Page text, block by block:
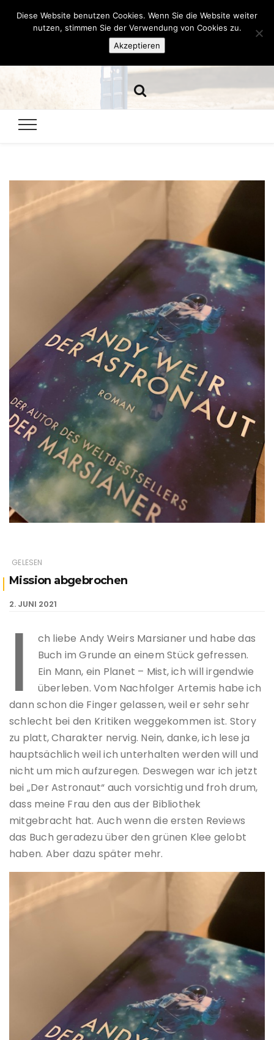
Hazamelistan
GELESEN
Mission abgebrochen
2. JUNI 2021
I
ch liebe Andy Weirs Marsianer und habe das
Buch im Grunde an einem Stück gefressen.
Ein Mann, ein Planet – Mist, ich will irgendwie
überleben. Vom Nachfolger Artemis habe ich
dann schon die Finger gelassen, weil er sehr sehr
schlecht bei den Kritiken weggekommen ist. Story
zu platt, Charakter nervig. Nein, danke, ich lese ja
hauptsächlich weil ich unterhalten werden will und
nicht um mich aufzuregen. Deswegen war ich jetzt
bei „Der Astronaut“ auch vorsichtig und froh drum,
dass meine Frau den aus der Bibliothek
mitgebracht hat. Auch wenn die ersten Reviews
das Buch geradezu über den grünen Klee gelobt
haben. Aber dazu später mehr.
Diese Website benutzen Cookies. Wenn Sie die Website weiter
nutzen, stimmen Sie der Verwendung von Cookies zu.
Akzeptieren